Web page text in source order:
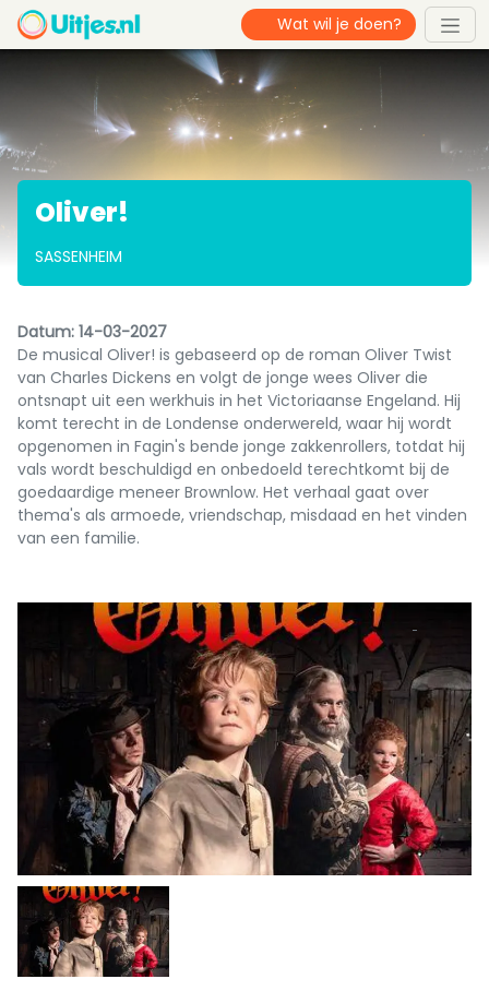
Oliver!
SASSENHEIM
Datum: 14-03-2027
De musical Oliver! is gebaseerd op de roman Oliver Twist
van Charles Dickens en volgt de jonge wees Oliver die
ontsnapt uit een werkhuis in het Victoriaanse Engeland. Hij
komt terecht in de Londense onderwereld, waar hij wordt
opgenomen in Fagin's bende jonge zakkenrollers, totdat hij
vals wordt beschuldigd en onbedoeld terechtkomt bij de
goedaardige meneer Brownlow. Het verhaal gaat over
thema's als armoede, vriendschap, misdaad en het vinden
van een familie.